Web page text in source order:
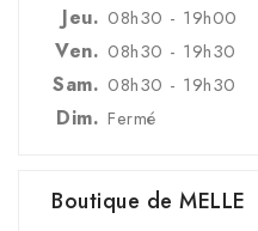
Jeu. 08h30 - 19h00
Ven. 08h30 - 19h30
Sam. 08h30 - 19h30
Dim. Fermé
Boutique de MELLE